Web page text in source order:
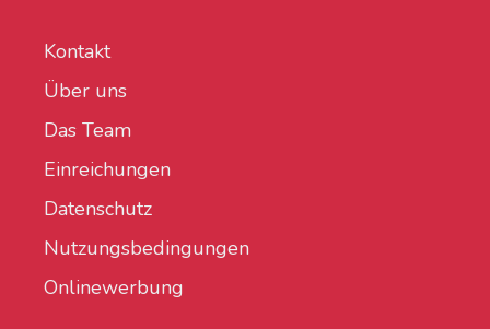
Kontakt
Über uns
Das Team
Einreichungen
Datenschutz
Nutzungsbedingungen
Onlinewerbung